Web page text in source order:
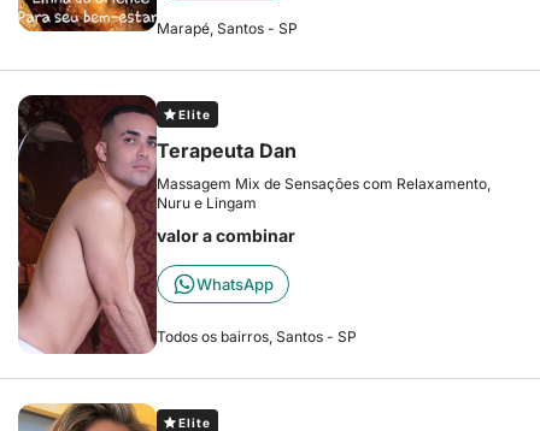
Marapé, Santos - SP
Elite
Terapeuta Dan
Massagem Mix de Sensações com Relaxamento,
Nuru e Lingam
valor a combinar
WhatsApp
Todos os bairros, Santos - SP
Elite